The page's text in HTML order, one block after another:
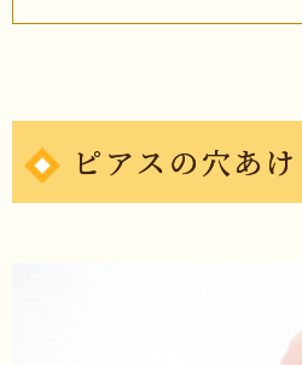
ピアスの穴あけ